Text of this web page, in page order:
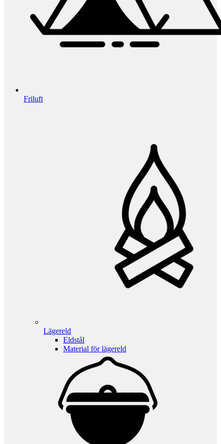
Friluft
Lägereld
Eldstål
Material för lägereld